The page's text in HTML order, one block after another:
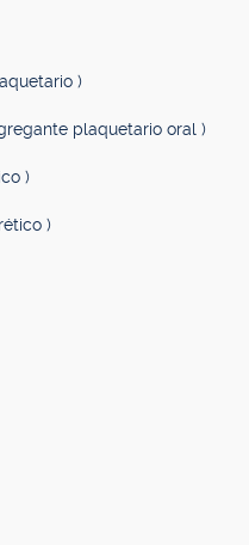
)
plaquetario oral )
)
)